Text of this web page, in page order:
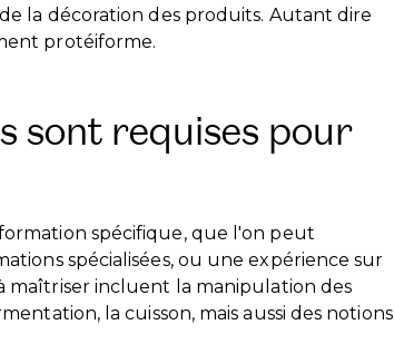
la décoration des produits. Autant dire
protéiforme.
sont requises pour
spécifique, que l'on peut
spécialisées, ou une expérience sur
maîtriser incluent la manipulation des
la cuisson, mais aussi des notions